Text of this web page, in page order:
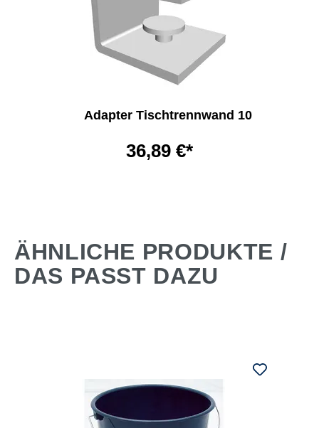
Adapter Tischtrennwand 10
36,89 €*
ÄHNLICHE PRODUKTE /
DAS PASST DAZU